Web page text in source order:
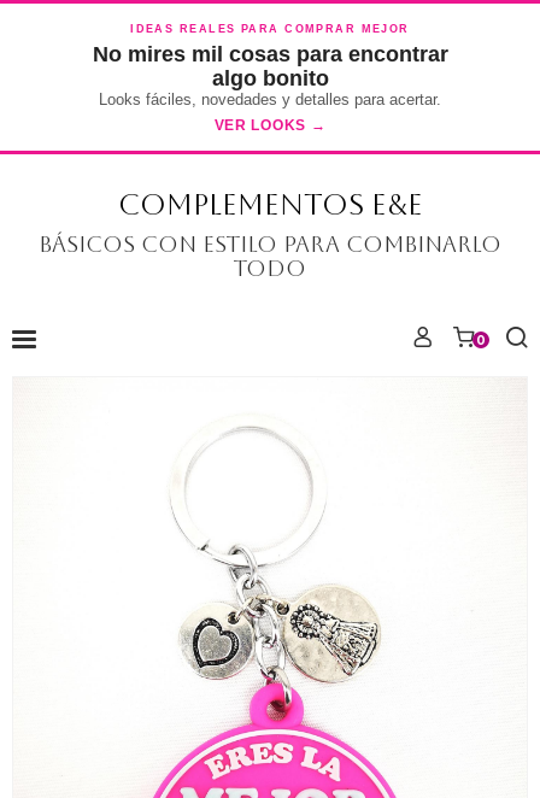
IDEAS REALES PARA COMPRAR MEJOR
No mires mil cosas para encontrar
algo bonito
Looks fáciles, novedades y detalles para acertar.
VER LOOKS →
COMPLEMENTOS E&E
Básicos con estilo para combinarlo
todo
0